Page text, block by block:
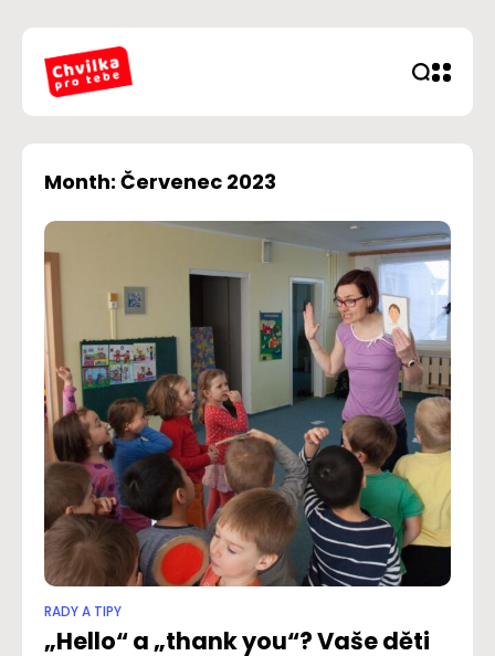
Month: Červenec 2023
RADY A TIPY
„Hello“ a „thank you“? Vaše děti